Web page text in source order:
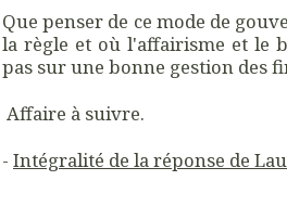
Que penser de ce mode de
la règle et où l'affairisme et le
pas sur une bonne gestion des
Affaire à suivre.
- Intégralité de la réponse de